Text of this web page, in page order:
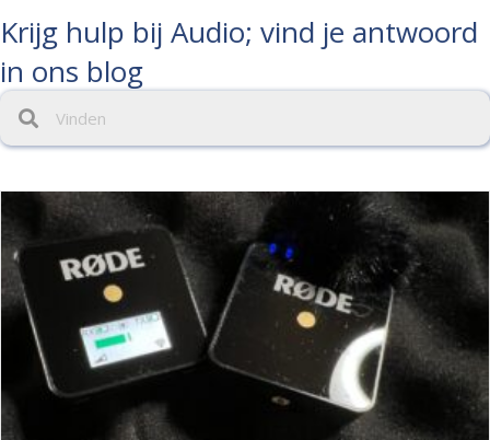
Krijg hulp bij Audio; vind je antwoord
in ons blog